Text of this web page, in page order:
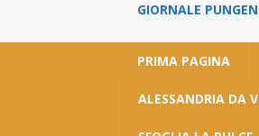
GIORNALE
PRIMA PAGINA
ALESSANDRIA DA